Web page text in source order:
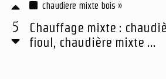
5
chaudiere mixte bois »
Chauffage mixte :
fioul, chaudière mixte ...